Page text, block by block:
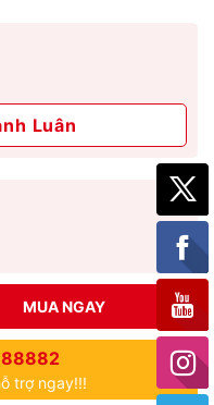
Luân
MUA NGAY
trợ ngay!!!